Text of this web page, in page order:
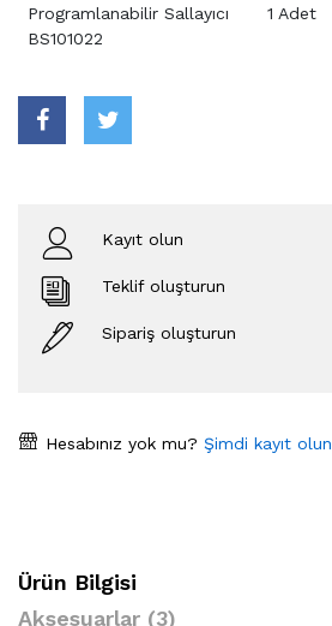
Programlanabilir Sallayıcı
BS101022
1 Adet
Kayıt olun
Teklif oluşturun
Sipariş oluşturun
Hesabınız yok mu? Şimdi kayıt olun
Ürün Bilgisi
Aksesuarlar (3)